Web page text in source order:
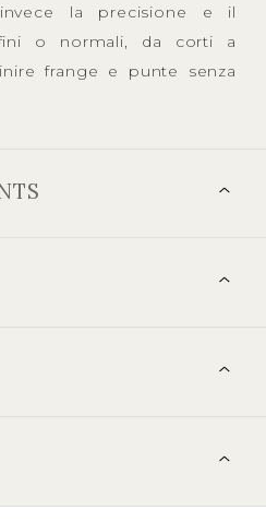
la precisione e il
o normali, da corti a
frange e punte senza